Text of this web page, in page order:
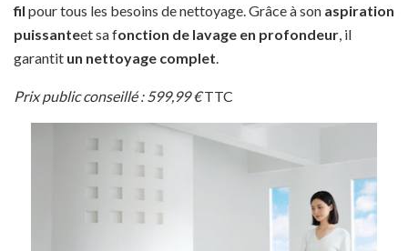
fil pour tous les besoins de nettoyage. Grâce à son aspiration
puissanteet sa fonction de lavage en profondeur , il
garantit un nettoyage complet
Prix public conseillé : 599,99 €TTC